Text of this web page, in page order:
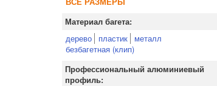
Материал багета:
дерево пластик
металл
безбагетная (клип)
Профессиональный алюминиевый
профиль: